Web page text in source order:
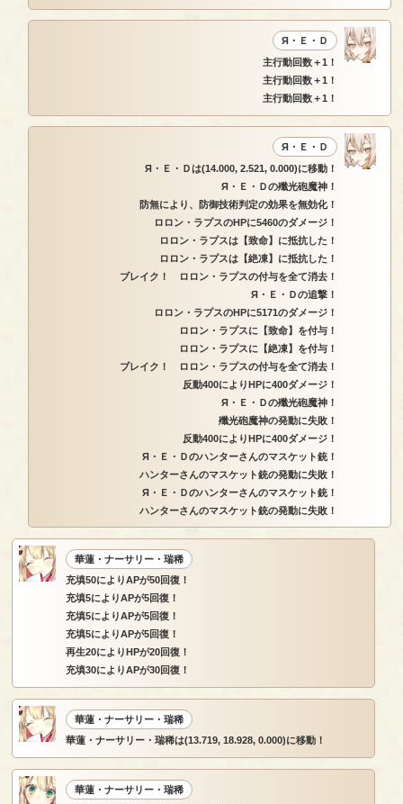
Я・Ｅ・Ｄ
主行動回数＋1！
主行動回数＋1！
主行動回数＋1！
Я・Ｅ・Ｄ
Я・Ｅ・Ｄは(14.000, 2.521, 0.000)に移動！
Я・Ｅ・Ｄの殲光砲魔神！
防無により、防御技術判定の効果を無効化！
ロロン・ラプスのHPに5460のダメージ！
ロロン・ラプスは【致命】に抵抗した！
ロロン・ラプスは【絶凍】に抵抗した！
ブレイク！ ロロン・ラプスの付与を全て消去！
Я・Ｅ・Ｄの追撃！
ロロン・ラプスのHPに5171のダメージ！
ロロン・ラプスに【致命】を付与！
ロロン・ラプスに【絶凍】を付与！
ブレイク！ ロロン・ラプスの付与を全て消去！
反動400によりHPに400ダメージ！
Я・Ｅ・Ｄの殲光砲魔神！
殲光砲魔神の発動に失敗！
反動400によりHPに400ダメージ！
Я・Ｅ・Ｄのハンターさんのマスケット銃！
ハンターさんのマスケット銃の発動に失敗！
Я・Ｅ・Ｄのハンターさんのマスケット銃！
ハンターさんのマスケット銃の発動に失敗！
華蓮・ナーサリー・瑞稀
充填50によりAPが50回復！
充填5によりAPが5回復！
充填5によりAPが5回復！
充填5によりAPが5回復！
再生20によりHPが20回復！
充填30によりAPが30回復！
華蓮・ナーサリー・瑞稀
華蓮・ナーサリー・瑞稀は(13.719, 18.928, 0.000)に移動！
華蓮・ナーサリー・瑞稀